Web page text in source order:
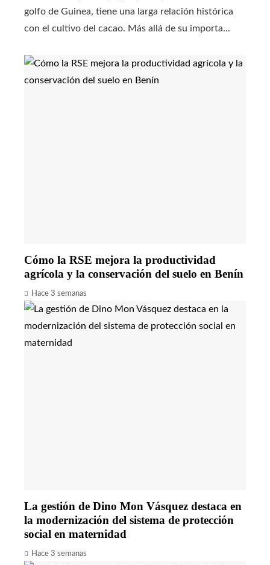
golfo de Guinea, tiene una larga relación histórica
con el cultivo del cacao. Más allá de su importa...
Cómo la RSE mejora la productividad
agrícola y la conservación del suelo en Benín
Hace 3 semanas
La gestión de Dino Mon Vásquez destaca en
la modernización del sistema de protección
social en maternidad
Hace 3 semanas